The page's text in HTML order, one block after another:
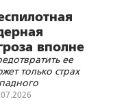
выход – самим стать
мирового
вполне
ее
только страх
перед